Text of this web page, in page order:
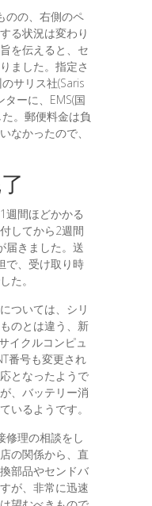
のの、右側のペ
る状況は変わり
を伝えると、セ
ました。指定さ
サリス社(Saris
ーに、EMS(国
。郵便料金は負
なかったので、
週間ほどかかる
してから2週間
届きました。送
で、受け取り時
た。
ついては、シリ
のとは違う、新
イクルコンピュ
番号も変更され
となったようで
、バッテリー消
いるようです。
修理の相談をし
の関係から、直
部品やセンドバ
が、非常に迅速